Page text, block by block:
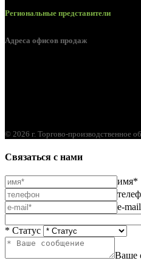
Региональные представители
Адреса офисов продаж
© 2026 г. Торгово-производственное
Связаться с нами
имя*
e-
* Статус
Ваше